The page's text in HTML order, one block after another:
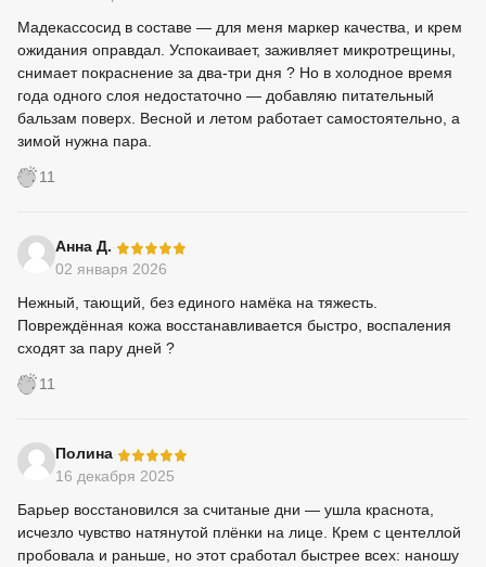
Мадекассосид в составе — для меня маркер качества, и крем
ожидания оправдал. Успокаивает, заживляет микротрещины,
снимает покраснение за два-три дня ? Но в холодное время
года одного слоя недостаточно — добавляю питательный
бальзам поверх. Весной и летом работает самостоятельно, а
зимой нужна пара.
11
Анна Д.
02 января 2026
Нежный, тающий, без единого намёка на тяжесть.
Повреждённая кожа восстанавливается быстро, воспаления
сходят за пару дней ?
11
Полина
16 декабря 2025
Барьер восстановился за считаные дни — ушла краснота,
исчезло чувство натянутой плёнки на лице. Крем с центеллой
пробовала и раньше, но этот сработал быстрее всех: наношу